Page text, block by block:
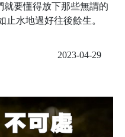
要懂得放下那些無謂的
止水地過好往後餘生。
2023-04-29